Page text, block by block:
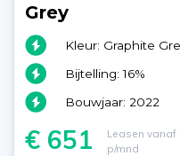
Grey
Kleur: Graphite
Bijtelling: 16%
Bouwjaar: 2022
€ 651
Leasen vanaf
p/mnd